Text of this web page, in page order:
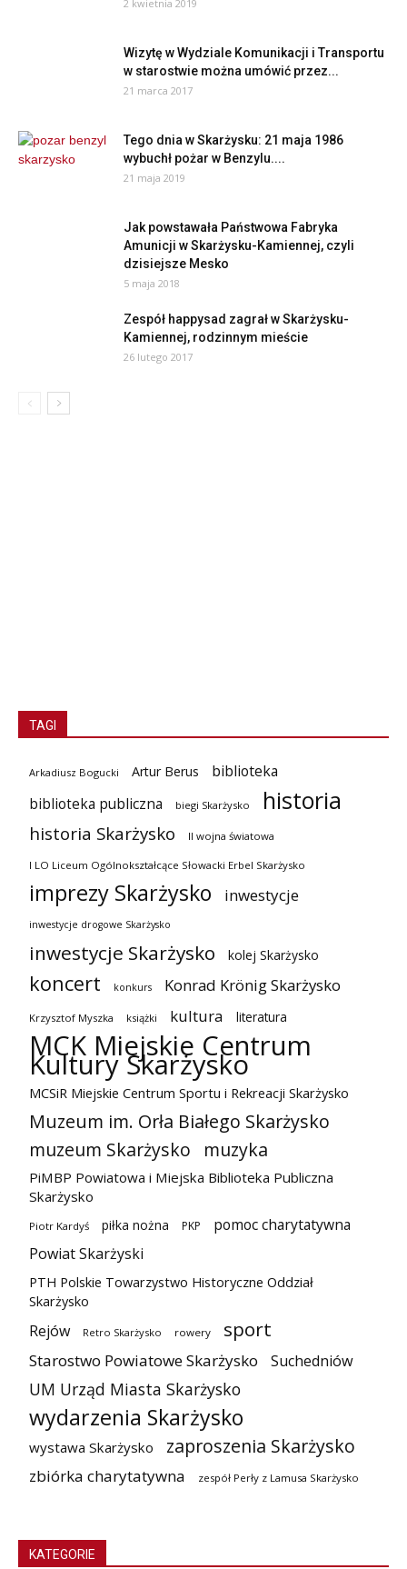
2 kwietnia 2019
Wizytę w Wydziale Komunikacji i Transportu
w starostwie można umówić przez...
21 marca 2017
Tego dnia w Skarżysku: 21 maja 1986
wybuchł pożar w Benzylu....
21 maja 2019
Jak powstawała Państwowa Fabryka
Amunicji w Skarżysku-Kamiennej, czyli
dzisiejsze Mesko
5 maja 2018
Zespół happysad zagrał w Skarżysku-
Kamiennej, rodzinnym mieście
26 lutego 2017
TAGI
Arkadiusz Bogucki Artur Berus
biblioteka
biblioteka publiczna
biegi Skarżysko historia
historia Skarżysko II wojna światowa
I LO Liceum Ogólnokształcące Słowacki Erbel Skarżysko
imprezy Skarżysko inwestycje
inwestycje drogowe Skarżysko
inwestycje Skarżysko kolej Skarżysko
koncert konkurs Konrad Krönig Skarżysko
Krzysztof Myszka książki kultura literatura
MCK Miejskie Centrum
Kultury Skarżysko
MCSiR Miejskie Centrum Sportu i Rekreacji Skarżysko
Muzeum im. Orła Białego Skarżysko
muzeum Skarżysko
muzyka
PiMBP Powiatowa i Miejska Biblioteka Publiczna
Skarżysko
Piotr Kardyś piłka nożna PKP
pomoc charytatywna
Powiat Skarżyski
PTH Polskie Towarzystwo Historyczne Oddział
Skarżysko
Rejów Retro Skarżysko rowery sport
Starostwo Powiatowe Skarżysko Suchedniów
UM Urząd Miasta Skarżysko
wydarzenia Skarżysko
wystawa Skarżysko zaproszenia Skarżysko
zbiórka charytatywna zespół Perły z Lamusa Skarżysko
KATEGORIE